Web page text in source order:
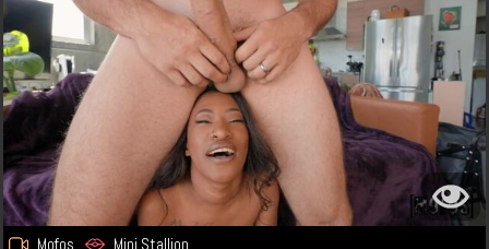
Mofos Mini Stallion